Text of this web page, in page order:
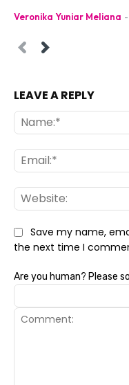
Veronika Yuniar Meliana -
LEAVE A REPLY
Save my name,
the next time I
Are you human? Please